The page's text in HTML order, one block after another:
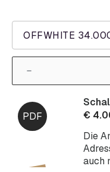
OFFWHITE
Die
auch
€